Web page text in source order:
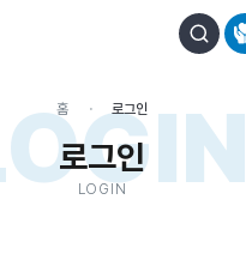
홈 로그인
로그인
LOGIN